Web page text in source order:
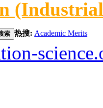
索 热搜: Academic Merits